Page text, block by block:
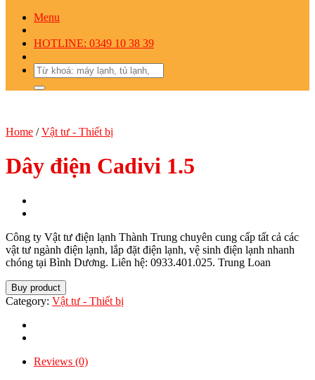
Menu
HOTLINE: 0349 10 38 39
Search
for:
Home / Vật tư - Thiết bị
Dây điện Cadivi 1.5
Công ty Vật tư điện lạnh Thành Trung chuyên cung cấp tất cả các
vật tư ngành điện lạnh, lắp đặt điện lạnh, vệ sinh điện lạnh nhanh
chóng tại Bình Dương. Liên hệ: 0933.401.025. Trung Loan
Buy product
Category: Vật tư - Thiết bị
Reviews (0)